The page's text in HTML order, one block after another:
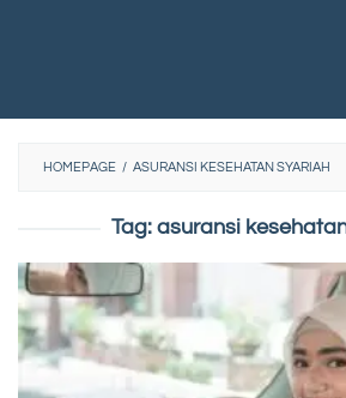
HOMEPAGE / ASURANSI KESEHATAN SYARIAH
Tag: asuransi